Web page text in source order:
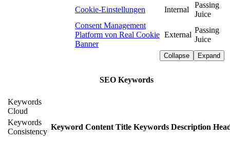
Cookie-Einstellungen
Internal
Passing
Juice
Consent Management
Platform von Real Cookie
Banner
External
Passing
Juice
Expand
Collapse
SEO Keywords
Keywords
Cloud
Keywords
Consistency
Keyword Content Title Keywords Description